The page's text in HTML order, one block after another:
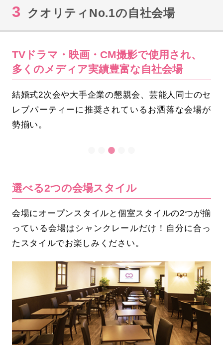
3 クオリティNo.1の自社会場
TVドラマ・映画・CM撮影で使用され、
多くのメディア実績豊富な自社会場
結婚式2次会や大手企業の懇親会、芸能人同士のセ
レブパーティーに推奨されているお洒落な会場が
勢揃い。
選べる2つの会場スタイル
会場にオープンスタイルと個室スタイルの2つが揃
っている会場はシャンクレールだけ！自分に合っ
たスタイルでお楽しみください。